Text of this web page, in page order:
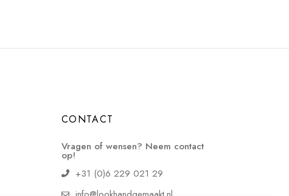
CONTACT
Vragen of wensen? Neem contact
op!
+31 (0)6 229 021 29